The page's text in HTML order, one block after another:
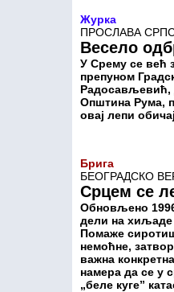
Журка
ПРОСЛАВА
Весело
У Срему се већ
препуном
Радосављевић,
Општина Рума,
овај лепи обичај
Брига
БЕОГРАДСКО
Срцем се
Обновљено
дели на хиљаде
Помаже
немоћне,
важна
намера да се у
„беле куге”